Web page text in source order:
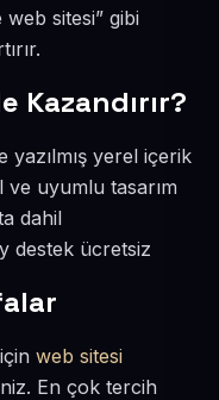
sitesi” gibi
Kazandırır?
yerel içerik
ve uyumlu tasarım
dahil
destek ücretsiz
web sitesi
En çok tercih